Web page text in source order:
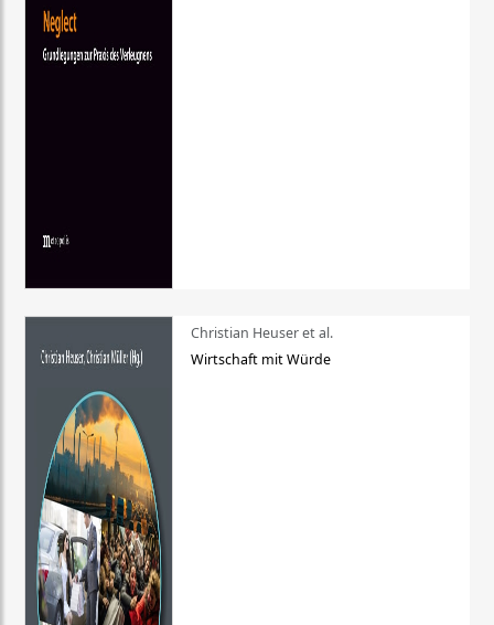
Christian Heuser et al.
Wirtschaft mit Würde